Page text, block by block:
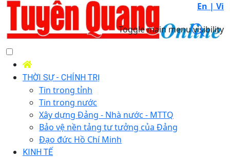
En | Vi
Toggle main menu visibility
THỜI SỰ - CHÍNH TRỊ
Tin trong tỉnh
Tin trong nước
Xây dựng Đảng - Nhà nước - MTTQ
Bảo vệ nền tảng tư tưởng của Đảng
Đạo đức Hồ Chí Minh
KINH TẾ